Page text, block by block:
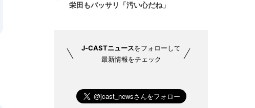
栄田もバッサリ「汚い心だね」
J-CASTニュースをフォローして
最新情報をチェック